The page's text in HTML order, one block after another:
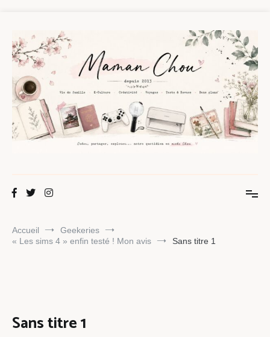
contenu
Maman Chou
Accueil
Geekeries
« Les sims 4 » enfin testé ! Mon avis
Sans titre 1
Sans titre 1